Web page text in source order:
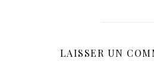
LAISSER UN